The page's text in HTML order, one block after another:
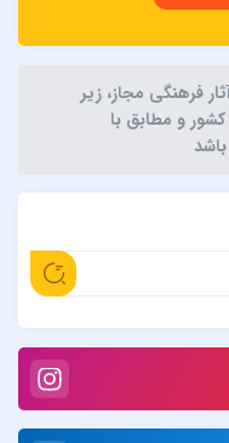
فرهنگی مجاز، زیر
و مطابق با